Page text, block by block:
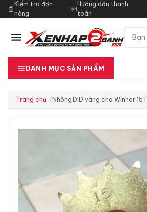
Kiểm tra đơn
hàng
|
Hướng dẫn thanh
toán
DANH MỤC SẢN PHẨM
Trang chủ Nhông DID vàng cho Winner 15T